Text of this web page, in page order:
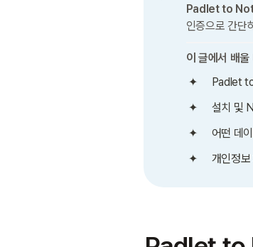
Padlet to
인증으로 간단
이 글에서 배울
Padlet
설치 및
어떤 데
개인정보